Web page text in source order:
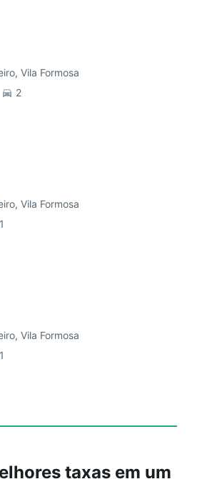
taxas em um
Vila Formosa
2
Vila Formosa
1
Vila Formosa
1